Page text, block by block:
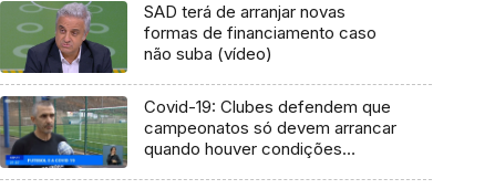
SAD terá de arranjar novas
formas de financiamento caso
não suba (vídeo)
Covid-19: Clubes defendem que
campeonatos só devem arrancar
quando houver condições